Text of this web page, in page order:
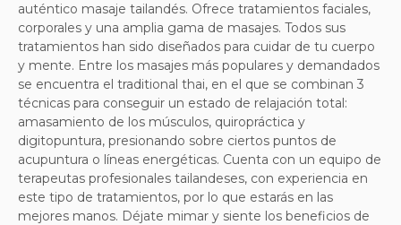
auténtico masaje tailandés. Ofrece tratamientos faciales,
corporales y una amplia gama de masajes. Todos sus
tratamientos han sido diseñados para cuidar de tu cuerpo
y mente. Entre los masajes más populares y demandados
se encuentra el traditional thai, en el que se combinan 3
técnicas para conseguir un estado de relajación total:
amasamiento de los músculos, quiropráctica y
digitopuntura, presionando sobre ciertos puntos de
acupuntura o líneas energéticas. Cuenta con un equipo de
terapeutas profesionales tailandeses, con experiencia en
este tipo de tratamientos, por lo que estarás en las
mejores manos. Déjate mimar y siente los beneficios de